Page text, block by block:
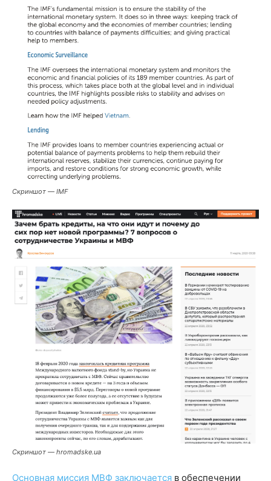
Скриншот — IMF
Скриншот — hromadske.ua
Основная миссия МВФ заключается в обеспечении